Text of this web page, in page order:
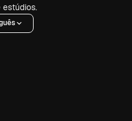
estúdios.